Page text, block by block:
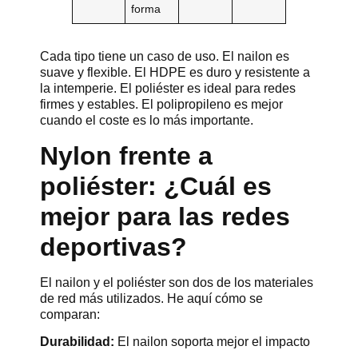
forma
Cada tipo tiene un caso de uso. El nailon es
suave y flexible. El HDPE es duro y resistente a
la intemperie. El poliéster es ideal para redes
firmes y estables. El polipropileno es mejor
cuando el coste es lo más importante.
Nylon frente a
poliéster: ¿Cuál es
mejor para las redes
deportivas?
El nailon y el poliéster son dos de los materiales
de red más utilizados. He aquí cómo se
comparan:
Durabilidad: El nailon soporta mejor el impacto